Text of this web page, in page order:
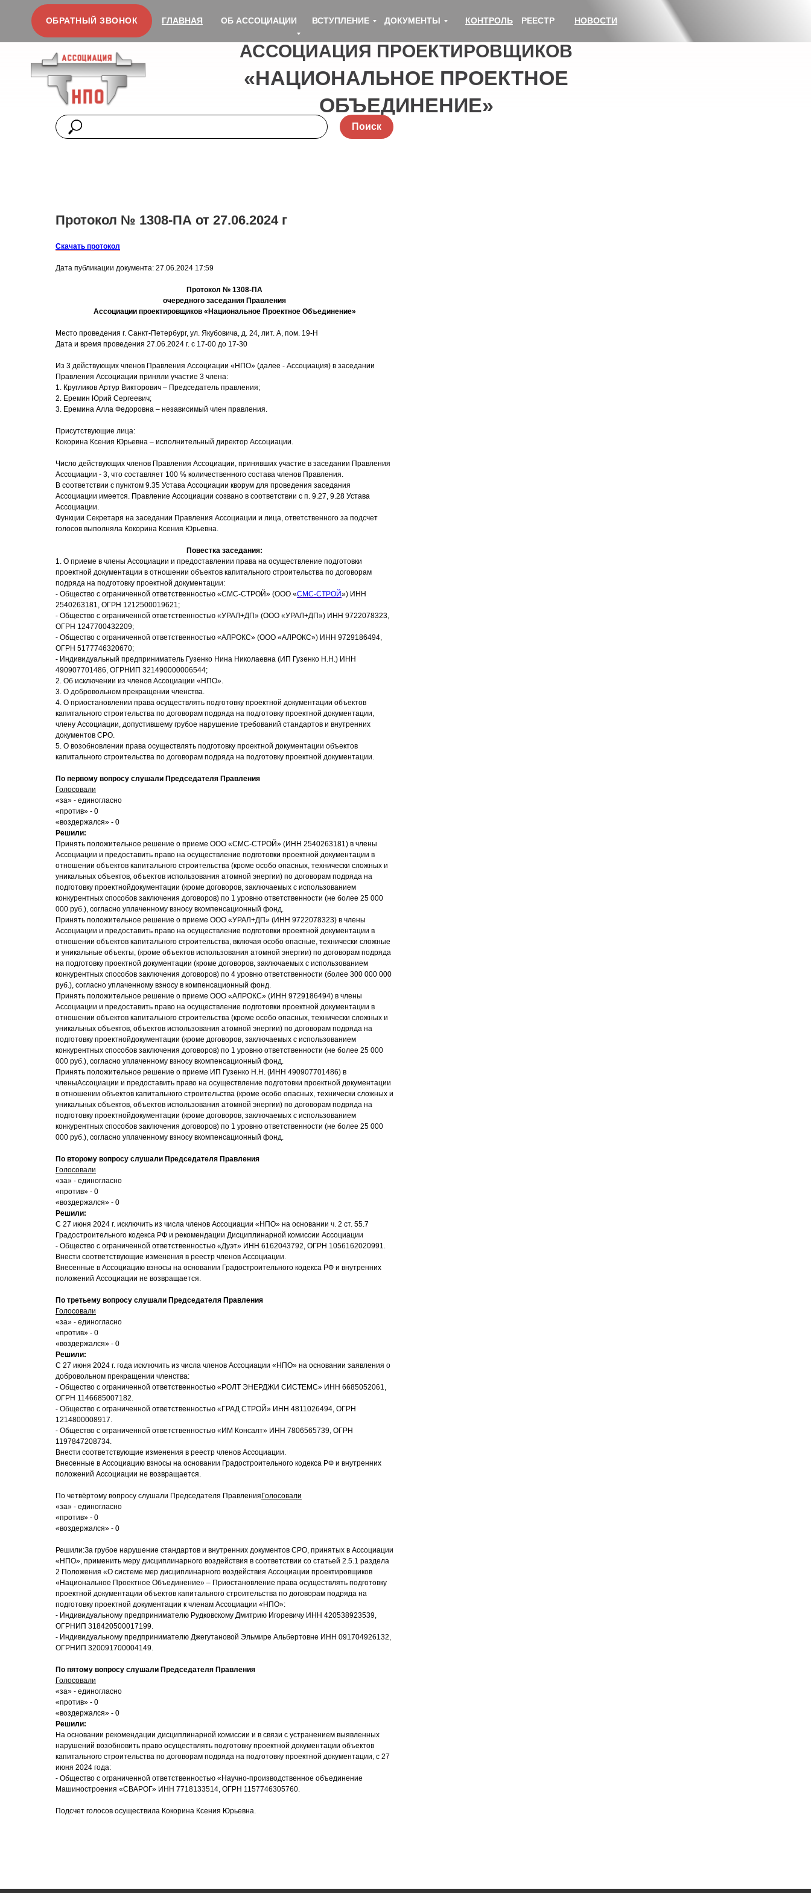
ОБ АССОЦИАЦИИ ДОКУМЕНТЫ
ВСТУПЛЕНИЕ КОНТРОЛЬ
ГЛАВНАЯ РЕЕСТР НОВОСТИ
ОБРАТНЫЙ ЗВОНОК
АССОЦИАЦИЯ ПРОЕКТИРОВЩИКОВ
«НАЦИОНАЛЬНОЕ ПРОЕКТНОЕ
ОБЪЕДИНЕНИЕ»
Поиск
Протокол № 1308-ПА от 27.06.2024 г
Скачать протокол
Дата публикации документа: 27.06.2024 17:59
Протокол № 1308-ПА
очередного заседания Правления
Ассоциации проектировщиков «Национальное Проектное Объединение»
Место проведения г. Санкт-Петербург, ул. Якубовича, д. 24, лит. А, пом. 19-Н
Дата и время проведения 27.06.2024 г. с 17-00 до 17-30
Из 3 действующих членов Правления Ассоциации «НПО» (далее - Ассоциация) в заседании
Правления Ассоциации приняли участие 3 члена:
1. Кругликов Артур Викторович – Председатель правления;
2. Еремин Юрий Сергеевич;
3. Еремина Алла Федоровна – независимый член правления.
Присутствующие лица:
Кокорина Ксения Юрьевна – исполнительный директор Ассоциации.
Число действующих членов Правления Ассоциации, принявших участие в заседании Правления
Ассоциации - 3, что составляет 100 % количественного состава членов Правления.
В соответствии с пунктом 9.35 Устава Ассоциации кворум для проведения заседания
Ассоциации имеется. Правление Ассоциации созвано в соответствии с п. 9.27, 9.28 Устава
Ассоциации.
Функции Секретаря на заседании Правления Ассоциации и лица, ответственного за подсчет
голосов выполняла Кокорина Ксения Юрьевна.
Повестка заседания:
1. О приеме в члены Ассоциации и предоставлении права на осуществление подготовки
проектной документации в отношении объектов капитального строительства по договорам
подряда на подготовку проектной документации:
- Общество с ограниченной ответственностью «СМС-СТРОЙ» (ООО «СМС-СТРОЙ») ИНН
2540263181, ОГРН 1212500019621;
- Общество с ограниченной ответственностью «УРАЛ+ДП» (ООО «УРАЛ+ДП») ИНН 9722078323,
ОГРН 1247700432209;
- Общество с ограниченной ответственностью «АЛРОКС» (ООО «АЛРОКС») ИНН 9729186494,
ОГРН 5177746320670;
- Индивидуальный предприниматель Гузенко Нина Николаевна (ИП Гузенко Н.Н.) ИНН
490907701486, ОГРНИП 321490000006544;
2. Об исключении из членов Ассоциации «НПО».
3. О добровольном прекращении членства.
4. О приостановлении права осуществлять подготовку проектной документации объектов
капитального строительства по договорам подряда на подготовку проектной документации,
члену Ассоциации, допустившему грубое нарушение требований стандартов и внутренних
документов СРО.
5. О возобновлении права осуществлять подготовку проектной документации объектов
капитального строительства по договорам подряда на подготовку проектной документации.
По первому вопросу слушали Председателя Правления
Голосовали
«за» - единогласно
«против» - 0
«воздержался» - 0
Решили:
Принять положительное решение о приеме ООО «СМС-СТРОЙ» (ИНН 2540263181) в члены
Ассоциации и предоставить право на осуществление подготовки проектной документации в
отношении объектов капитального строительства (кроме особо опасных, технически сложных и
уникальных объектов, объектов использования атомной энергии) по договорам подряда на
подготовку проектнойдокументации (кроме договоров, заключаемых с использованием
конкурентных способов заключения договоров) по 1 уровню ответственности (не более 25 000
000 руб.), согласно уплаченному взносу вкомпенсационный фонд.
Принять положительное решение о приеме ООО «УРАЛ+ДП» (ИНН 9722078323) в члены
Ассоциации и предоставить право на осуществление подготовки проектной документации в
отношении объектов капитального строительства, включая особо опасные, технически сложные
и уникальные объекты, (кроме объектов использования атомной энергии) по договорам подряда
на подготовку проектной документации (кроме договоров, заключаемых с использованием
конкурентных способов заключения договоров) по 4 уровню ответственности (более 300 000 000
руб.), согласно уплаченному взносу в компенсационный фонд.
Принять положительное решение о приеме ООО «АЛРОКС» (ИНН 9729186494) в члены
Ассоциации и предоставить право на осуществление подготовки проектной документации в
отношении объектов капитального строительства (кроме особо опасных, технически сложных и
уникальных объектов, объектов использования атомной энергии) по договорам подряда на
подготовку проектнойдокументации (кроме договоров, заключаемых с использованием
конкурентных способов заключения договоров) по 1 уровню ответственности (не более 25 000
000 руб.), согласно уплаченному взносу вкомпенсационный фонд.
Принять положительное решение о приеме ИП Гузенко Н.Н. (ИНН 490907701486) в
членыАссоциации и предоставить право на осуществление подготовки проектной документации
в отношении объектов капитального строительства (кроме особо опасных, технически сложных и
уникальных объектов, объектов использования атомной энергии) по договорам подряда на
подготовку проектнойдокументации (кроме договоров, заключаемых с использованием
конкурентных способов заключения договоров) по 1 уровню ответственности (не более 25 000
000 руб.), согласно уплаченному взносу вкомпенсационный фонд.
По второму вопросу слушали Председателя Правления
Голосовали
«за» - единогласно
«против» - 0
«воздержался» - 0
Решили:
С 27 июня 2024 г. исключить из числа членов Ассоциации «НПО» на основании ч. 2 ст. 55.7
Градостроительного кодекса РФ и рекомендации Дисциплинарной комиссии Ассоциации
- Общество с ограниченной ответственностью «Дуэт» ИНН 6162043792, ОГРН 1056162020991.
Внести соответствующие изменения в реестр членов Ассоциации.
Внесенные в Ассоциацию взносы на основании Градостроительного кодекса РФ и внутренних
положений Ассоциации не возвращается.
По третьему вопросу слушали Председателя Правления
Голосовали
«за» - единогласно
«против» - 0
«воздержался» - 0
Решили:
С 27 июня 2024 г. года исключить из числа членов Ассоциации «НПО» на основании заявления о
добровольном прекращении членства:
- Общество с ограниченной ответственностью «РОЛТ ЭНЕРДЖИ СИСТЕМС» ИНН 6685052061,
ОГРН 1146685007182.
- Общество с ограниченной ответственностью «ГРАД СТРОЙ» ИНН 4811026494, ОГРН
1214800008917.
- Общество с ограниченной ответственностью «ИМ Консалт» ИНН 7806565739, ОГРН
1197847208734.
Внести соответствующие изменения в реестр членов Ассоциации.
Внесенные в Ассоциацию взносы на основании Градостроительного кодекса РФ и внутренних
положений Ассоциации не возвращается.
По четвёртому вопросу слушали Председателя Правления Голосовали
«за» - единогласно
«против» - 0
«воздержался» - 0
Решили:За грубое нарушение стандартов и внутренних документов СРО, принятых в Ассоциации
«НПО», применить меру дисциплинарного воздействия в соответствии со статьей 2.5.1 раздела
2 Положения «О системе мер дисциплинарного воздействия Ассоциации проектировщиков
«Национальное Проектное Объединение» – Приостановление права осуществлять подготовку
проектной документации объектов капитального строительства по договорам подряда на
подготовку проектной документации к членам Ассоциации «НПО»:
- Индивидуальному предпринимателю Рудковскому Дмитрию Игоревичу ИНН 420538923539,
ОГРНИП 318420500017199.
- Индивидуальному предпринимателю Джегутановой Эльмире Альбертовне ИНН 091704926132,
ОГРНИП 320091700004149.
По пятому вопросу слушали Председателя Правления
Голосовали
«за» - единогласно
«против» - 0
«воздержался» - 0
Решили:
На основании рекомендации дисциплинарной комиссии и в связи с устранением выявленных
нарушений возобновить право осуществлять подготовку проектной документации объектов
капитального строительства по договорам подряда на подготовку проектной документации, с 27
июня 2024 года:
- Общество с ограниченной ответственностью «Научно-производственное объединение
Машиностроения «СВАРОГ» ИНН 7718133514, ОГРН 1157746305760.
Подсчет голосов осуществила Кокорина Ксения Юрьевна.